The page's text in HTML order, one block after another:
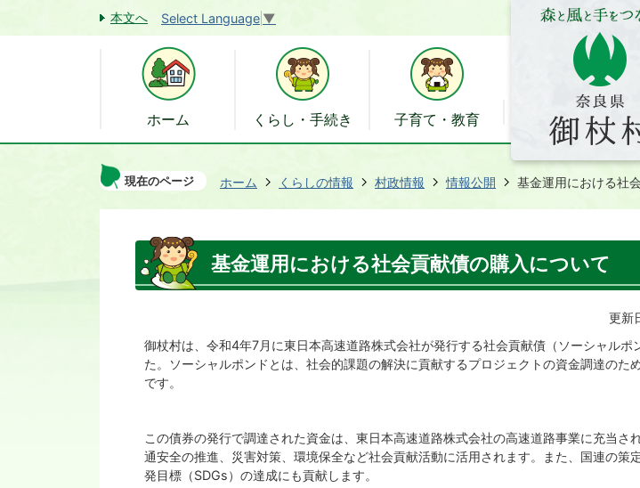
本文へ Select Language ▼
ホーム くらし・手続き 子育て・教育
現在のページ ホーム くらしの情報 村政情報 情報公開 基金運用における社
基金運用における社会貢献債の購入について
更新
御杖村は、令和4年7月に東日本高速道路株式会社が発行する社会貢献債（ソーシャルポ
た。ソーシャルポンドとは、社会的課題の解決に貢献するプロジェクトの資金調達のた
です。
この債券の発行で調達された資金は、東日本高速道路株式会社の高速道路事業に充当さ
通安全の推進、災害対策、環境保全など社会貢献活動に活用されます。また、国連の策
発目標（SDGs）の達成にも貢献します。